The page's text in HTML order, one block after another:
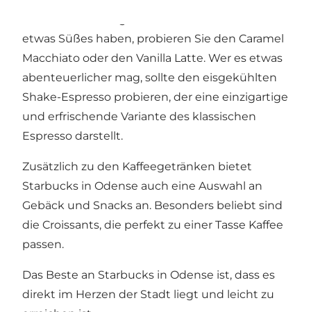
etwas Süßes haben, probieren Sie den Caramel
Macchiato oder den Vanilla Latte. Wer es etwas
abenteuerlicher mag, sollte den eisgekühlten
Shake-Espresso probieren, der eine einzigartige
und erfrischende Variante des klassischen
Espresso darstellt.
Zusätzlich zu den Kaffeegetränken bietet
Starbucks in Odense auch eine Auswahl an
Gebäck und Snacks an. Besonders beliebt sind
die Croissants, die perfekt zu einer Tasse Kaffee
passen.
Das Beste an Starbucks in Odense ist, dass es
direkt im Herzen der Stadt liegt und leicht zu